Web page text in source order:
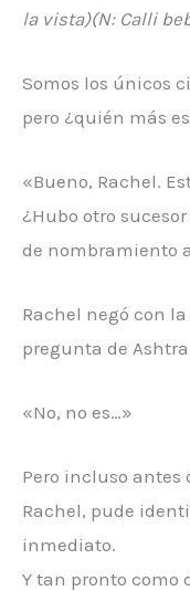
la vista)(N: Calli
Somos los únicos
pero ¿quién más
«Bueno, Rachel.
¿Hubo otro
de nombramiento
Rachel negó con
pregunta de
«No, no es…»
Pero incluso antes
Rachel, pude
inmediato.
Y tan pronto como